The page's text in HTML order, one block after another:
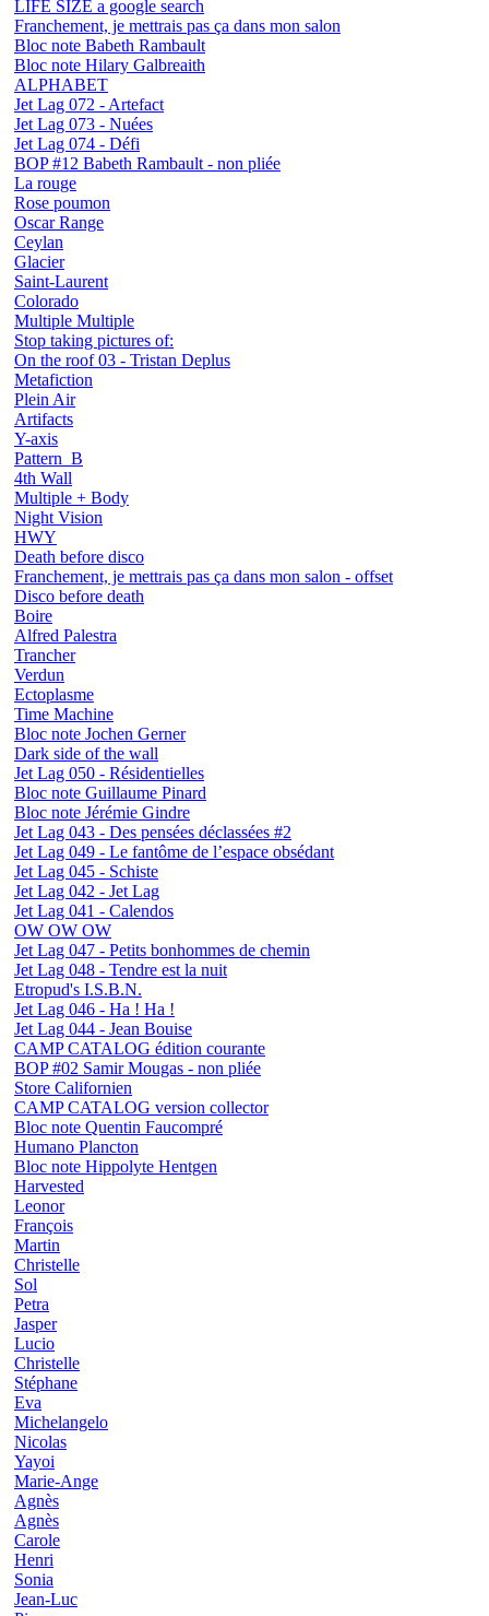
LIFE SIZE a google search
Franchement, je mettrais pas ça dans mon salon
Bloc note Babeth Rambault
Bloc note Hilary Galbreaith
ALPHABET
Jet Lag 072 - Artefact
Jet Lag 073 - Nuées
Jet Lag 074 - Défi
BOP #12 Babeth Rambault - non pliée
La rouge
Rose poumon
Oscar Range
Ceylan
Glacier
Saint-Laurent
Colorado
Multiple Multiple
Stop taking pictures of:
On the roof 03 - Tristan Deplus
Metafiction
Plein Air
Artifacts
Y-axis
Pattern_B
4th Wall
Multiple + Body
Night Vision
HWY
Death before disco
Franchement, je mettrais pas ça dans mon salon - offset
Disco before death
Boire
Alfred Palestra
Trancher
Verdun
Ectoplasme
Time Machine
Bloc note Jochen Gerner
Dark side of the wall
Jet Lag 050 - Résidentielles
Bloc note Guillaume Pinard
Bloc note Jérémie Gindre
Jet Lag 043 - Des pensées déclassées #2
Jet Lag 049 - Le fantôme de l’espace obsédant
Jet Lag 045 - Schiste
Jet Lag 042 - Jet Lag
Jet Lag 041 - Calendos
OW OW OW
Jet Lag 047 - Petits bonhommes de chemin
Jet Lag 048 - Tendre est la nuit
Etropud's I.S.B.N.
Jet Lag 046 - Ha ! Ha !
Jet Lag 044 - Jean Bouise
CAMP CATALOG édition courante
BOP #02 Samir Mougas - non pliée
Store Californien
CAMP CATALOG version collector
Bloc note Quentin Faucompré
Humano Plancton
Bloc note Hippolyte Hentgen
Harvested
Leonor
François
Martin
Christelle
Sol
Petra
Jasper
Lucio
Christelle
Stéphane
Eva
Michelangelo
Nicolas
Yayoi
Marie-Ange
Agnès
Agnès
Carole
Henri
Sonia
Jean-Luc